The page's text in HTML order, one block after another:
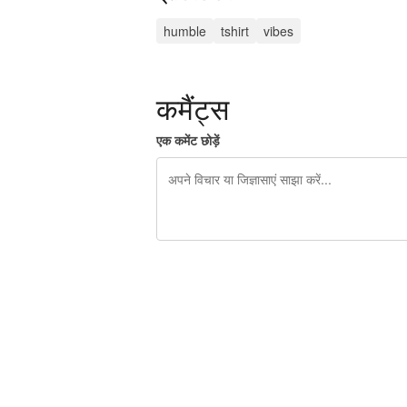
humble tshirt vibes
कमैंट्स
एक कमेंट छोड़ें